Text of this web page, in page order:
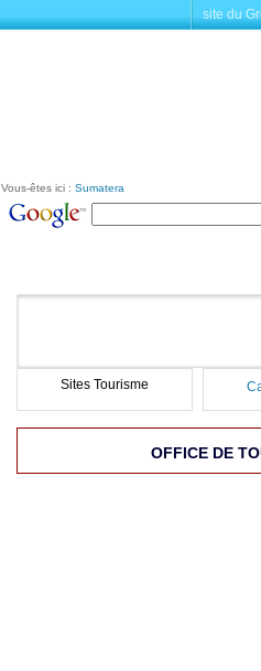
site du
Vous-êtes ici : Sumatera
Sites Tourisme
OFFICE DE